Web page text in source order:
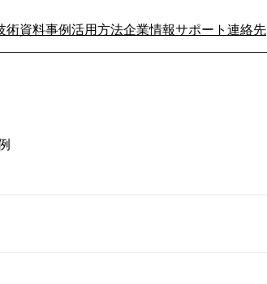
術資料事例活用方法企業情報サポート 連絡先